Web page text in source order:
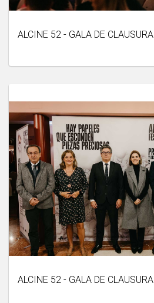
ALCINE 52 - GALA DE CLAUSURA
ALCINE 52 - GALA DE CLAUSURA